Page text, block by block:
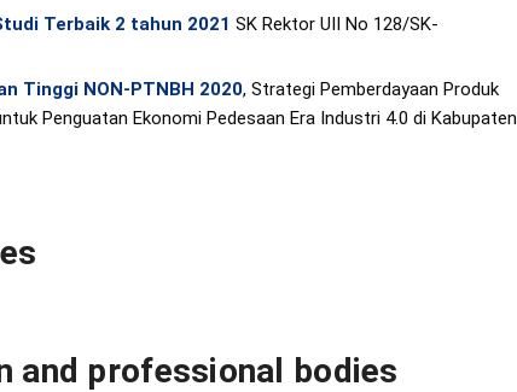
Terbaik 2 tahun 2021 SK Rektor UII No 128/SK-
Tinggi NON-PTNBH 2020, Strategi Pemberdayaan Produk
Penguatan Ekonomi Pedesaan Era Industri 4.0 di Kabupaten
and professional bodies